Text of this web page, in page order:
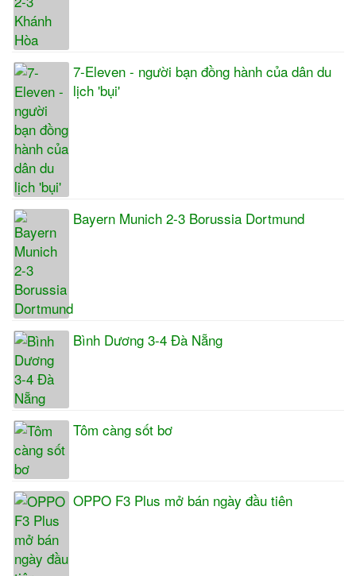
7-Eleven - người bạn đồng hành của dân du
lịch 'bụi'
Bayern Munich 2-3 Borussia Dortmund
Bình Dương 3-4 Đà Nẵng
Tôm càng sốt bơ
OPPO F3 Plus mở bán ngày đầu tiên